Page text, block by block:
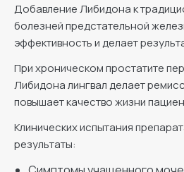
Добавление Либидона к
болезней предстательной
эффективность и делает
При хроническом простатите
Либидона лингвал делает
повышает качество жизни
Клинических испытания
результаты: